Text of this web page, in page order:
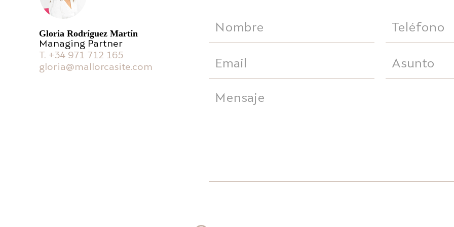
Gloria Rodríguez Martín
Managing Partner
T. +34 971 712 165
gloria@mallorcasite.com